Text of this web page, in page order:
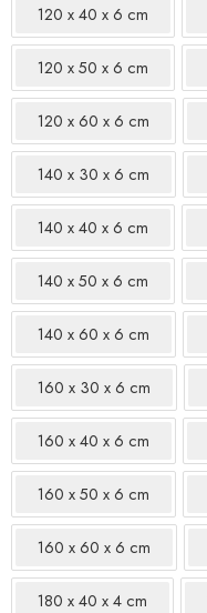
120 x 40 x 6 cm
120 x 50 x 6 cm
120 x 60 x 6 cm
140 x 30 x 6 cm
140 x 40 x 6 cm
140 x 50 x 6 cm
140 x 60 x 6 cm
160 x 30 x 6 cm
160 x 40 x 6 cm
160 x 50 x 6 cm
160 x 60 x 6 cm
180 x 40 x 4 cm